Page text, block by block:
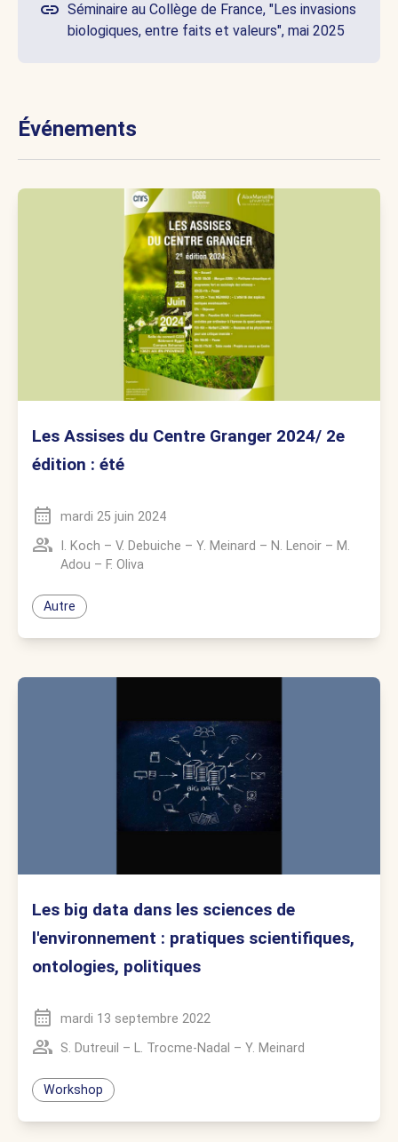
Séminaire au Collège de France, "Les invasions
biologiques, entre faits et valeurs", mai 2025
Événements
Les Assises du Centre Granger 2024/ 2e
édition : été
mardi 25 juin 2024
I. Koch – V. Debuiche – Y. Meinard – N. Lenoir – M.
Adou – F. Oliva
Autre
Les big data dans les sciences de
l'environnement : pratiques scientifiques,
ontologies, politiques
mardi 13 septembre 2022
S. Dutreuil – L. Trocme-Nadal – Y. Meinard
Workshop